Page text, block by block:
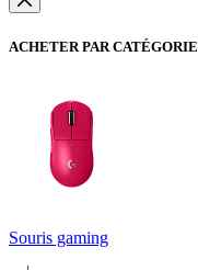
ACHETER PAR CATÉGORIE
Souris gaming